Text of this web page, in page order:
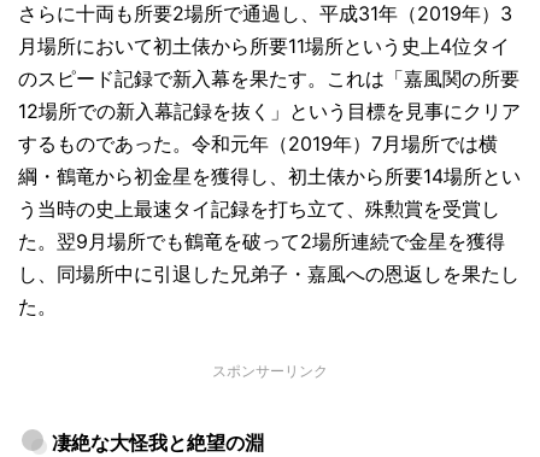
さらに十両も所要2場所で通過し、平成31年（2019年）3
月場所において初土俵から所要11場所という史上4位タイ
のスピード記録で新入幕を果たす。これは「嘉風関の所要
12場所での新入幕記録を抜く」という目標を見事にクリア
するものであった。令和元年（2019年）7月場所では横
綱・鶴竜から初金星を獲得し、初土俵から所要14場所とい
う当時の史上最速タイ記録を打ち立て、殊勲賞を受賞し
た。翌9月場所でも鶴竜を破って2場所連続で金星を獲得
し、同場所中に引退した兄弟子・嘉風への恩返しを果たし
た。
スポンサーリンク
凄絶な大怪我と絶望の淵